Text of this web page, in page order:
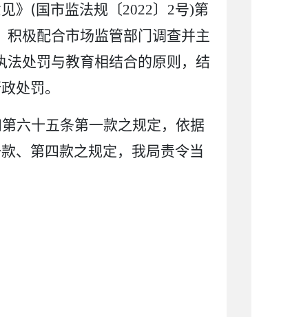
》 (国市监法规〔2022〕 2号)第
极配合市场监管部门调查并主
法处罚与教育相结合的原则，结
处罚。
六十五条第一款之规定，依据
、第四款之规定，我局责令当